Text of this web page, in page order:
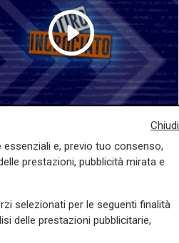
e Lorenzo Pellerano
2026
Chiudi
e, previo tuo consenso,
prestazioni, pubblicità mirata e
selezionati per le seguenti finalità
delle prestazioni pubblicitarie,